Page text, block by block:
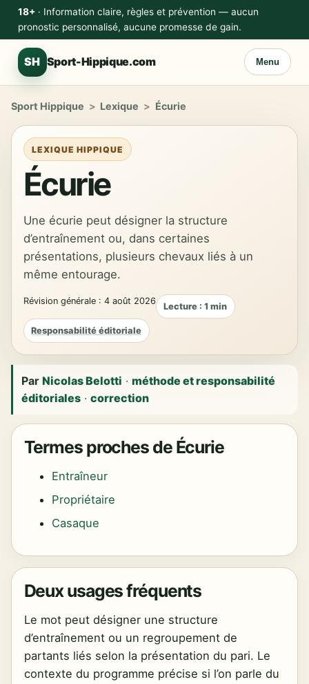
18+· Information claire, règles et prévention — aucun
pronostic personnalisé, aucune promesse de gain.
SH Sport-Hippique.com Menu
Sport Hippique > Lexique > Écurie
LEXIQUE HIPPIQUE
Écurie
Une écurie peut désigner la structure
d’entraînement ou, dans certaines
présentations, plusieurs chevaux liés à un
même entourage.
Révision générale : 4 août 2026 Lecture : 1 min
Responsabilité éditoriale
ParNicolas Belotti ·méthode et responsabilité
éditoriales ·correction
Termes proches de Écurie
Entraîneur
Propriétaire
Casaque
Deux usages fréquents
Le mot peut désigner une structure
d’entraînement ou un regroupement de
partants liés selon la présentation du pari. Le
contexte du programme précise si l’on parle du